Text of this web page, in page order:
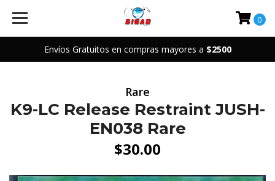
Envíos Gratuitos en compras mayores a $2500
0
Rare
K9-LC Release Restraint JUSH-
EN038 Rare
$30.00